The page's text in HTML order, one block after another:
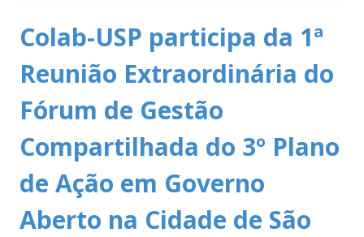
Colab-USP participa da 1ª
Reunião Extraordinária do
Fórum de Gestão
Compartilhada do 3º Plano
de Ação em Governo
Aberto na Cidade de São